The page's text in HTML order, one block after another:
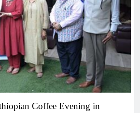
Coffee Evening in